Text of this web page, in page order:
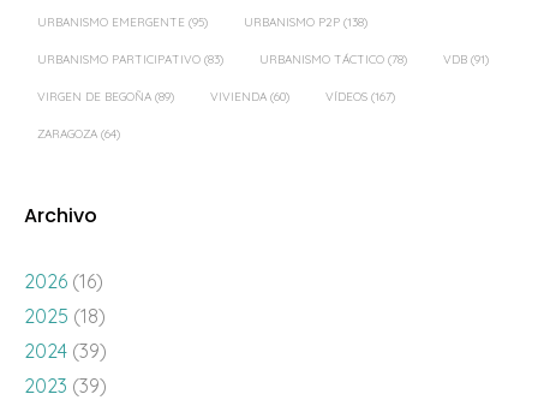
URBANISMO EMERGENTE (95) URBANISMO P2P (138)
URBANISMO PARTICIPATIVO (83) URBANISMO TÁCTICO (78) VDB (91)
VIRGEN DE BEGOÑA (89) VIVIENDA (60) VÍDEOS (167)
ZARAGOZA (64)
Archivo
2026 (16)
2025 (18)
2024 (39)
2023 (39)